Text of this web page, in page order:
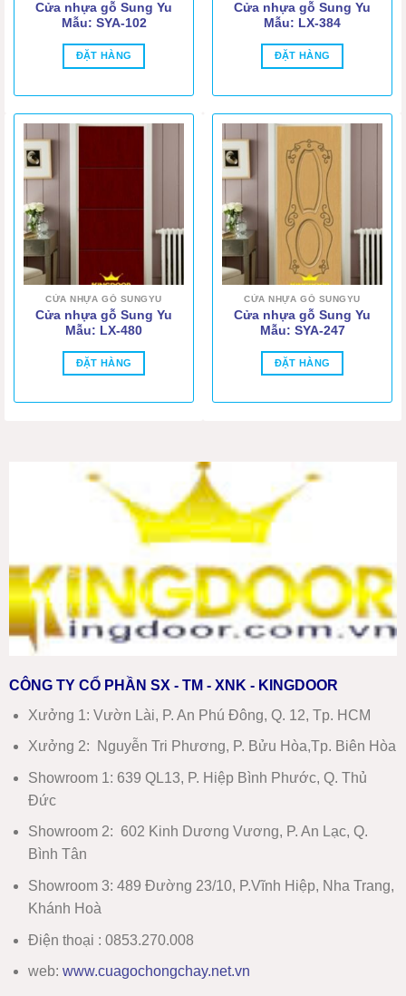
Cửa nhựa gỗ Sung Yu
Mẫu: SYA-102
ĐẶT HÀNG
Cửa nhựa gỗ Sung Yu
Mẫu: LX-384
ĐẶT HÀNG
CỬA NHỰA GỖ SUNGYU
Cửa nhựa gỗ Sung Yu
Mẫu: LX-480
ĐẶT HÀNG
CỬA NHỰA GỖ SUNGYU
Cửa nhựa gỗ Sung Yu
Mẫu: SYA-247
ĐẶT HÀNG
CÔNG TY CỔ PHẦN SX - TM - XNK - KINGDOOR
Xưởng 1: Vườn Lài, P. An Phú Đông, Q. 12, Tp. HCM
Xưởng 2: Nguyễn Tri Phương, P. Bửu Hòa,Tp. Biên Hòa
Showroom 1: 639 QL13, P. Hiệp Bình Phước, Q. Thủ
Đức
Showroom 2: 602 Kinh Dương Vương, P. An Lạc, Q.
Bình Tân
Showroom 3: 489 Đường 23/10, P.Vĩnh Hiệp, Nha Trang,
Khánh Hoà
Điện thoại : 0853.270.008
web: www.cuagochongchay.net.vn